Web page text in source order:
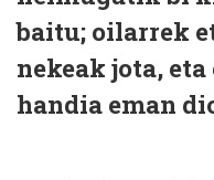
baitu; oilarrek
nekeak jota,
handia eman